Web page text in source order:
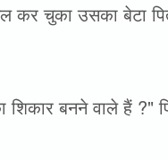
कर चुका उसका बेटा
बनने वाले हैं ?"